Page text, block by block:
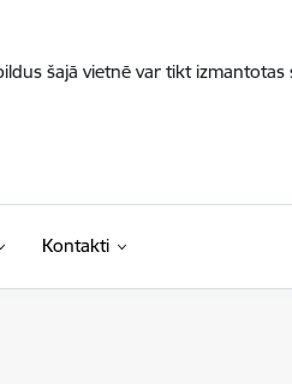
šajā vietnē var tikt
Kontakti